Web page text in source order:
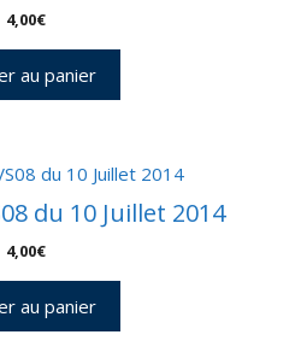
4,00€
au panier
du 10 Juillet 2014
4,00€
au panier